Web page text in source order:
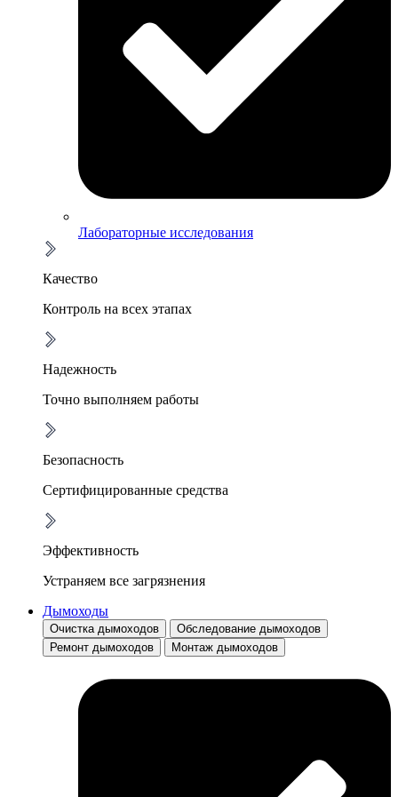
Лабораторные исследования
Качество
Контроль на всех этапах
Надежность
Точно выполняем работы
Безопасность
Сертифицированные средства
Эффективность
Устраняем все загрязнения
Дымоходы
Очистка дымоходов
Обследование дымоходов
Ремонт дымоходов
Монтаж дымоходов